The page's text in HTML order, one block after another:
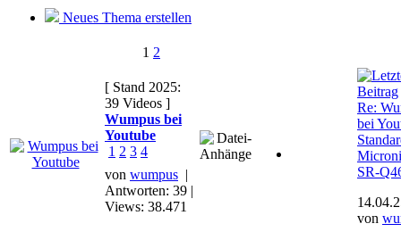
Neues Thema erstellen
1 2
[ Stand 2025:
39 Videos ]
Wumpus bei
Youtube
1 2 3 4
von wumpus |
Antworten: 39 |
Views: 38.471
Re:
bei
SR-
von